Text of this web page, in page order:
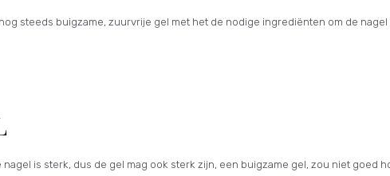
steeds buigzame, zuurvrije gel met het de nodige ingrediënten om de
is sterk, dus de gel mag ook sterk zijn, een buigzame gel, zou niet goed